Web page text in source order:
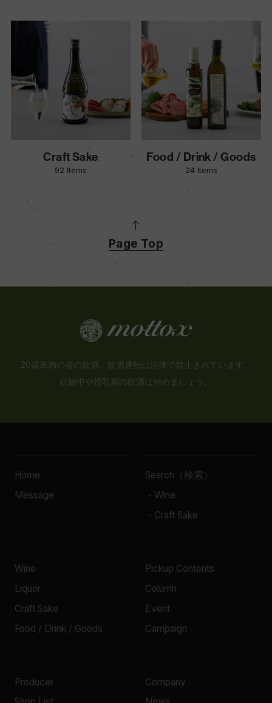
Craft Sake
92 Items
Food / Drink / Goods
24 Items
Page Top
20歳未満の者の飲酒、飲酒運転は法律で禁止されています。
妊娠中や授乳期の飲酒はやめましょう。
Home
Message
Search（検索）
- Wine
- Craft Sake
Wine
Liquor
Craft Sake
Food / Drink / Goods
Pickup Contents
Column
Event
Campaign
Producer
Company